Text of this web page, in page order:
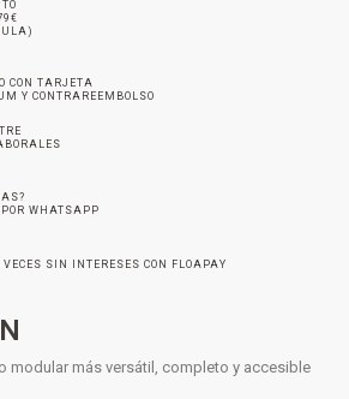
CON TARJETA
Y CONTRAREEMBOLSO
WHATSAPP
SIN INTERESES CON FLOAPAY
modular más versátil, completo y accesible